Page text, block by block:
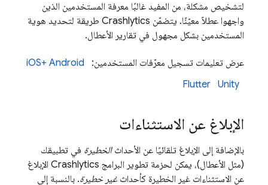
لتشخيص مشكلة، من المفيد غالبًا معرفة المستخدمين الذين
واجهوا عطلاً معيّنًا. يتضمّن Crashlytics طريقة لتحديد هوية
المستخدمين بشكل مجهول في تقارير الأعطال.
عرض تعليمات تسجيل معرّفات المستخدمين: iOS+ Android
Flutter Unity
الإبلاغ عن الاستثناءات
بالإضافة إلى الإبلاغ تلقائيًا عن الأحداثالخطيرة في تطبيقك
(مثل الأعطال)، يمكن لحزمة تطوير البرامج Crashlytics الإبلاغ
عن الاستثناءات غير الخطيرة كأحداث غير خطيرة. بالنسبة إلى